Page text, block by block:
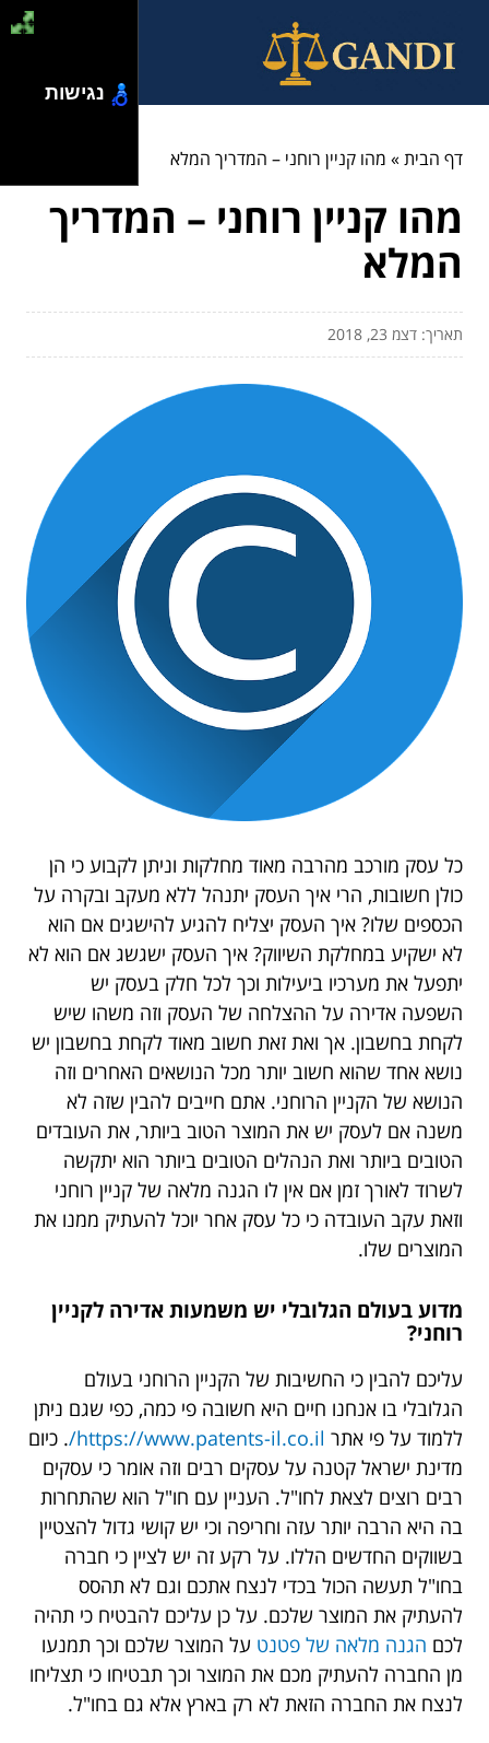
דף הבית» מהו קניין רוחני – המדריך המלא
מהו קניין רוחני – המדריך
המלא
תאריך: דצמ 23, 2018
כל עסק מורכב מהרבה מאוד מחלקות וניתן לקבוע כי הן
כולן חשובות, הרי איך העסק יתנהל ללא מעקב ובקרה על
הכספים שלו? איך העסק יצליח להגיע להישגים אם הוא
לא ישקיע במחלקת השיווק? איך העסק ישגשג אם הוא לא
יתפעל את מערכיו ביעילות וכך לכל חלק בעסק יש
השפעה אדירה על ההצלחה של העסק וזה משהו שיש
לקחת בחשבון. אך ואת זאת חשוב מאוד לקחת בחשבון יש
נושא אחד שהוא חשוב יותר מכל הנושאים האחרים וזה
הנושא של הקניין הרוחני. אתם חייבים להבין שזה לא
משנה אם לעסק יש את המוצר הטוב ביותר, את העובדים
הטובים ביותר ואת הנהלים הטובים ביותר הוא יתקשה
לשרוד לאורך זמן אם אין לו הגנה מלאה של קניין רוחני
וזאת עקב העובדה כי כל עסק אחר יוכל להעתיק ממנו את
המוצרים שלו.
מדוע בעולם הגלובלי יש משמעות אדירה לקניין
רוחני?
עליכם להבין כי החשיבות של הקניין הרוחני בעולם
הגלובלי בו אנחנו חיים היא חשובה פי כמה, כפי שגם ניתן
ללמוד על פי אתר https://www.patents-il.co.il/ . כיום
מדינת ישראל קטנה על עסקים רבים וזה אומר כי עסקים
רבים רוצים לצאת לחו"ל. העניין עם חו"ל הוא שהתחרות
בה היא הרבה יותר עזה וחריפה וכי יש קושי גדול להצטיין
בשווקים החדשים הללו. על רקע זה יש לציין כי חברה
בחו"ל תעשה הכול בכדי לנצח אתכם וגם לא תהסס
להעתיק את המוצר שלכם. על כן עליכם להבטיח כי תהיה
לכם הגנה מלאה של פטנט על המוצר שלכם וכך תמנעו
מן החברה להעתיק מכם את המוצר וכך תבטיחו כי תצליחו
לנצח את החברה הזאת לא רק בארץ אלא גם בחו"ל.
נגישות